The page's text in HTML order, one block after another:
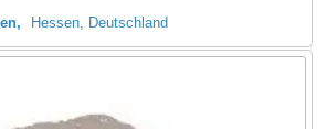
Hessen, Deutschland